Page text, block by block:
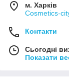
м. Харків
Cosmetics-
Контакти
Сьогодні
Показати